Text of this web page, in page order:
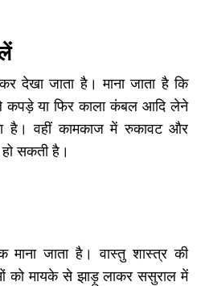
देखा जाता है। माना जाता है कि
कपड़े या फिर काला कंबल आदि लेने
है। वहीं कामकाज में रुकावट और
हो सकती है।
माना जाता है। वास्तु शास्त्र की
को मायके से झाड़ू लाकर ससुराल में